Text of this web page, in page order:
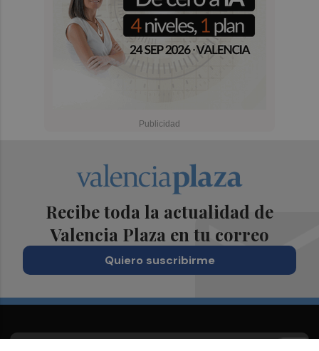
Recibe toda la actualidad de
Valencia Plaza en tu correo
Quiero suscribirme